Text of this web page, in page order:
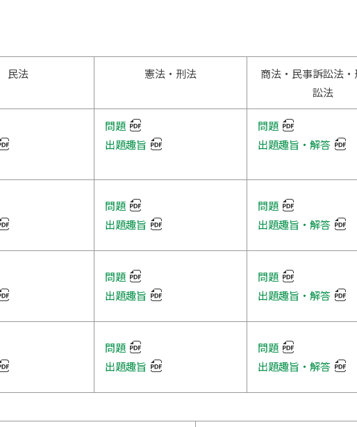
【SDGs】ソーシャル・ウェルビー
【SDGs】【防災地理学に関する講
演会等での講演】公開講演会「最近
の自然災害の動向と地理学における
【SDGs】災害復興に関する研究
【SDGs】ゼミナール（経営学部
【SDGs】環境経営論
【SDGs】SDGsに基づく持続的価値
リアデザインPBLプログラム
民法 憲法・刑法
商法・民事訴訟法
訟法
問題
出題趣旨
問題
出題趣旨・解答
問題
出題趣旨
問題
出題趣旨・解答
問題
出題趣旨
問題
出題趣旨・解答
問題
出題趣旨
問題
出題趣旨・解答